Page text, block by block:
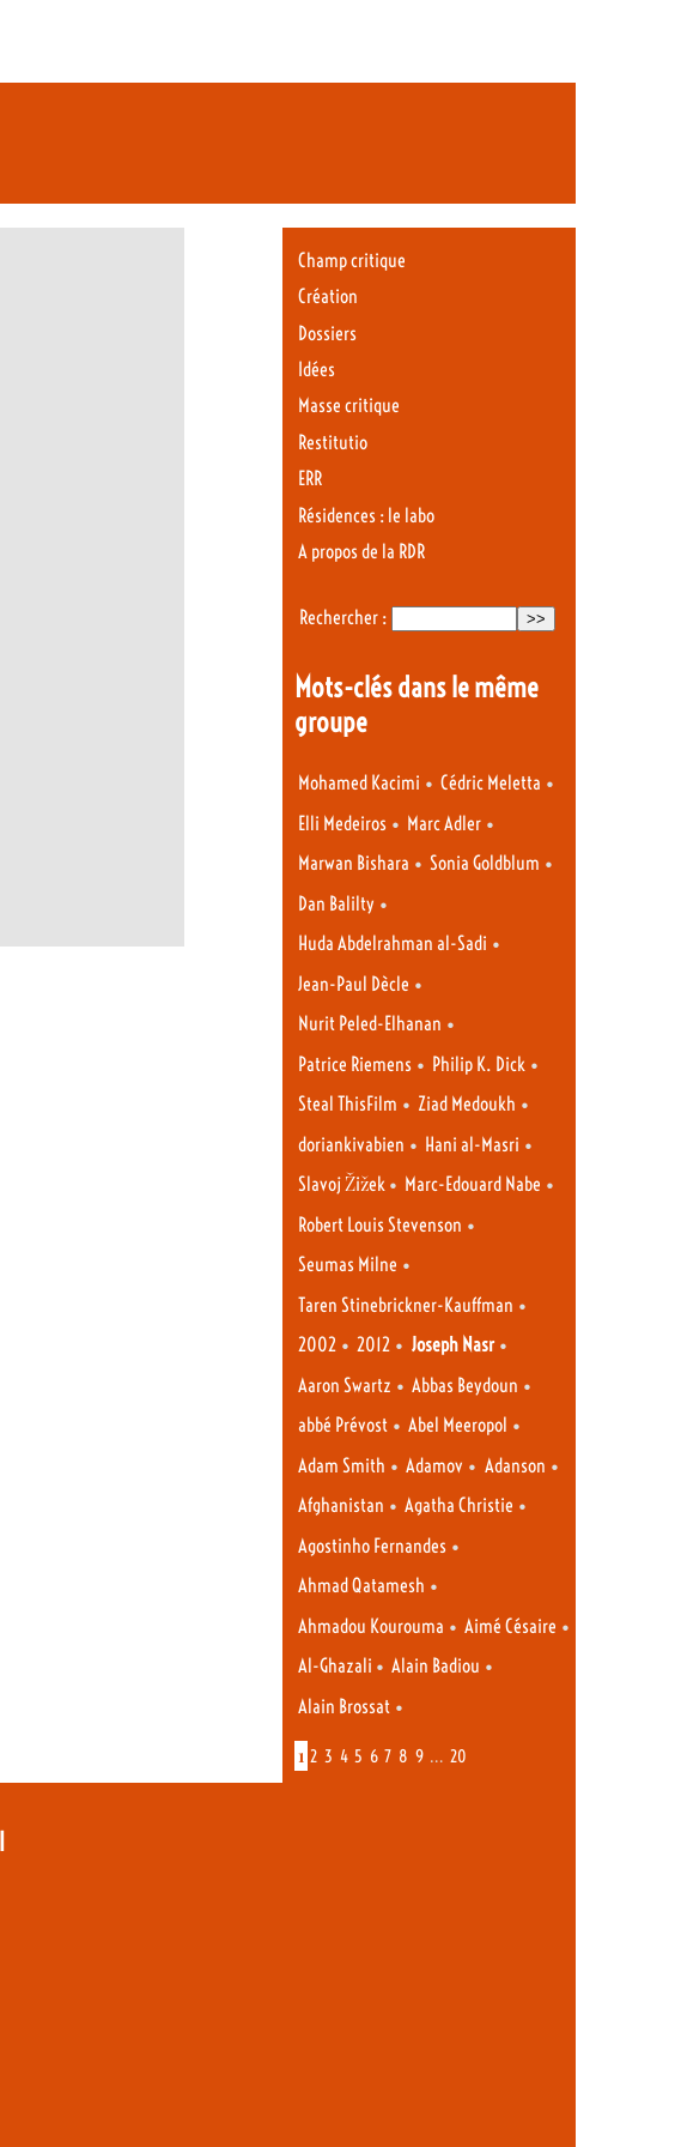
Champ critique
Création
Dossiers
Idées
Masse critique
Restitutio
ERR
Résidences : le labo
A propos de la RDR
Rechercher :
Mots-clés dans le même
groupe
Mohamed Kacimi • Cédric Meletta •
Elli Medeiros • Marc Adler •
Marwan Bishara • Sonia Goldblum •
Dan Balilty •
Huda Abdelrahman al-Sadi •
Jean-Paul Dècle •
Nurit Peled-Elhanan •
Patrice Riemens • Philip K. Dick •
Steal ThisFilm • Ziad Medoukh •
doriankivabien • Hani al-Masri •
Slavoj Žižek • Marc-Edouard Nabe •
Robert Louis Stevenson •
Seumas Milne •
Taren Stinebrickner-Kauffman •
2002 • 2012 • Joseph Nasr•
Aaron Swartz • Abbas Beydoun •
abbé Prévost • Abel Meeropol •
Adam Smith • Adamov • Adanson •
Afghanistan • Agatha Christie •
Agostinho Fernandes •
Ahmad Qatamesh •
Ahmadou Kourouma • Aimé Césaire •
Al-Ghazali • Alain Badiou •
Alain Brossat •
1 2 3 4 5 6 7 8 9 … 20